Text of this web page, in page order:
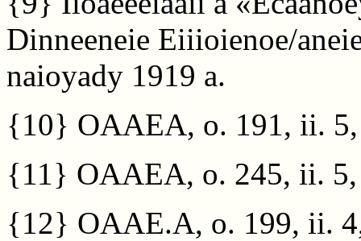
Dinneeneie Eiiioienoe/
naioyady 1919 a.
{10} OAAEA, o. 191, ii. 5,
{11} OAAEA, o. 245, ii. 5,
{12} OAAE.A, o. 199, ii.